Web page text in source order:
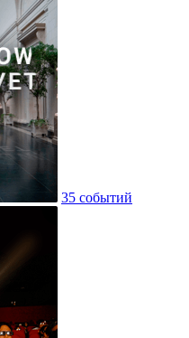
35 событий